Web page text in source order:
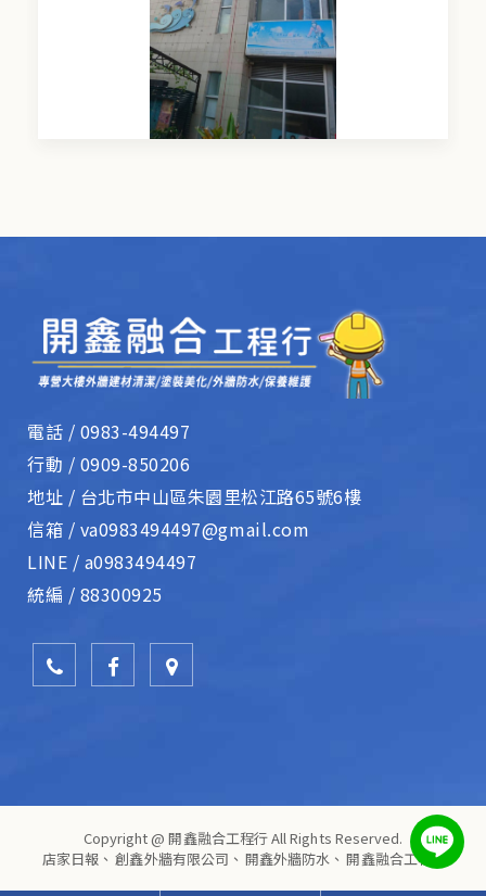
電話 / 0983-494497
行動 / 0909-850206
地址 / 台北市中山區朱園里松江路65號6樓
信箱 / va0983494497@gmail.com
LINE / a0983494497
統編 / 88300925
Copyright @ 開鑫融合工程行 All Rights Reserved.
店家日報 、 創鑫外牆有限公司 、 開鑫外牆防水 、 開鑫融合工程行